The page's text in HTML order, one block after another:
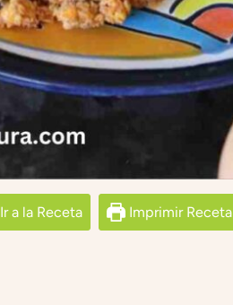
Ir a la Receta Imprimir Receta